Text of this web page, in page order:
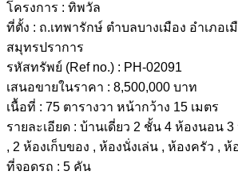
โครงการ : ทิพวัล
ที่ตั้ง : ถ.เทพารักษ์ ตำบลบางเมือง อำเภอ
สมุทรปราการ
รหัสทรัพย์ (Ref no.) : PH-02091
เสนอขายในราคา : 8,500,000 บาท
เนื้อที่ : 75 ตารางวา หน้ากว้าง 15 เมตร
รายละเอียด : บ้านเดี่ยว 2 ชั้น 4 ห้องนอน
, 2 ห้องเก็บของ , ห้องนั่งเล่น , ห้องครัว ,
ที่จอดรถ : 5 คัน